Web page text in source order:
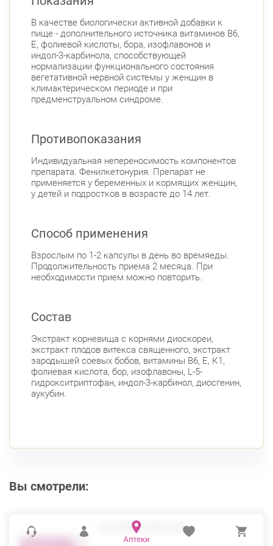
В качестве биологически активной добавки к
пище - дополнительного источника витаминов B6,
E, фолиевой кислоты, бора, изофлавонов и
индол-3-карбинола, способствующей
нормализации функционального состояния
вегетативной нервной системы у женщин в
климактерическом периоде и при
предменструальном синдроме.
Противопоказания
Индивидуальная непереносимость компонентов
препарата. Фенилкетонурия. Препарат не
применяется у беременных и кормящих женщин,
у детей и подростков в возрасте до 14 лет.
Способ применения
Взрослым по 1-2 капсулы в день во времяеды.
Продолжительность приема 2 месяца. При
необходимости прием можно повторить.
Состав
Экстракт корневища с корнями диоскореи,
экстракт плодов витекса священного, экстракт
зародышей соевых бобов, витамины В6, Е, К1,
фолиевая кислота, бор, изофлавоны, L-5-
гидрокситриптофан, индол-3-карбинол, диосгенин,
аукубин.
Вы смотрели:
ЭСТРОВЭЛ КАПС №30